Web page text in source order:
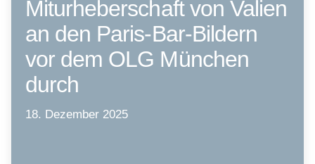
Miturheberschaft von Valien
an den Paris-Bar-Bildern
vor dem OLG München
durch
18. Dezember 2025